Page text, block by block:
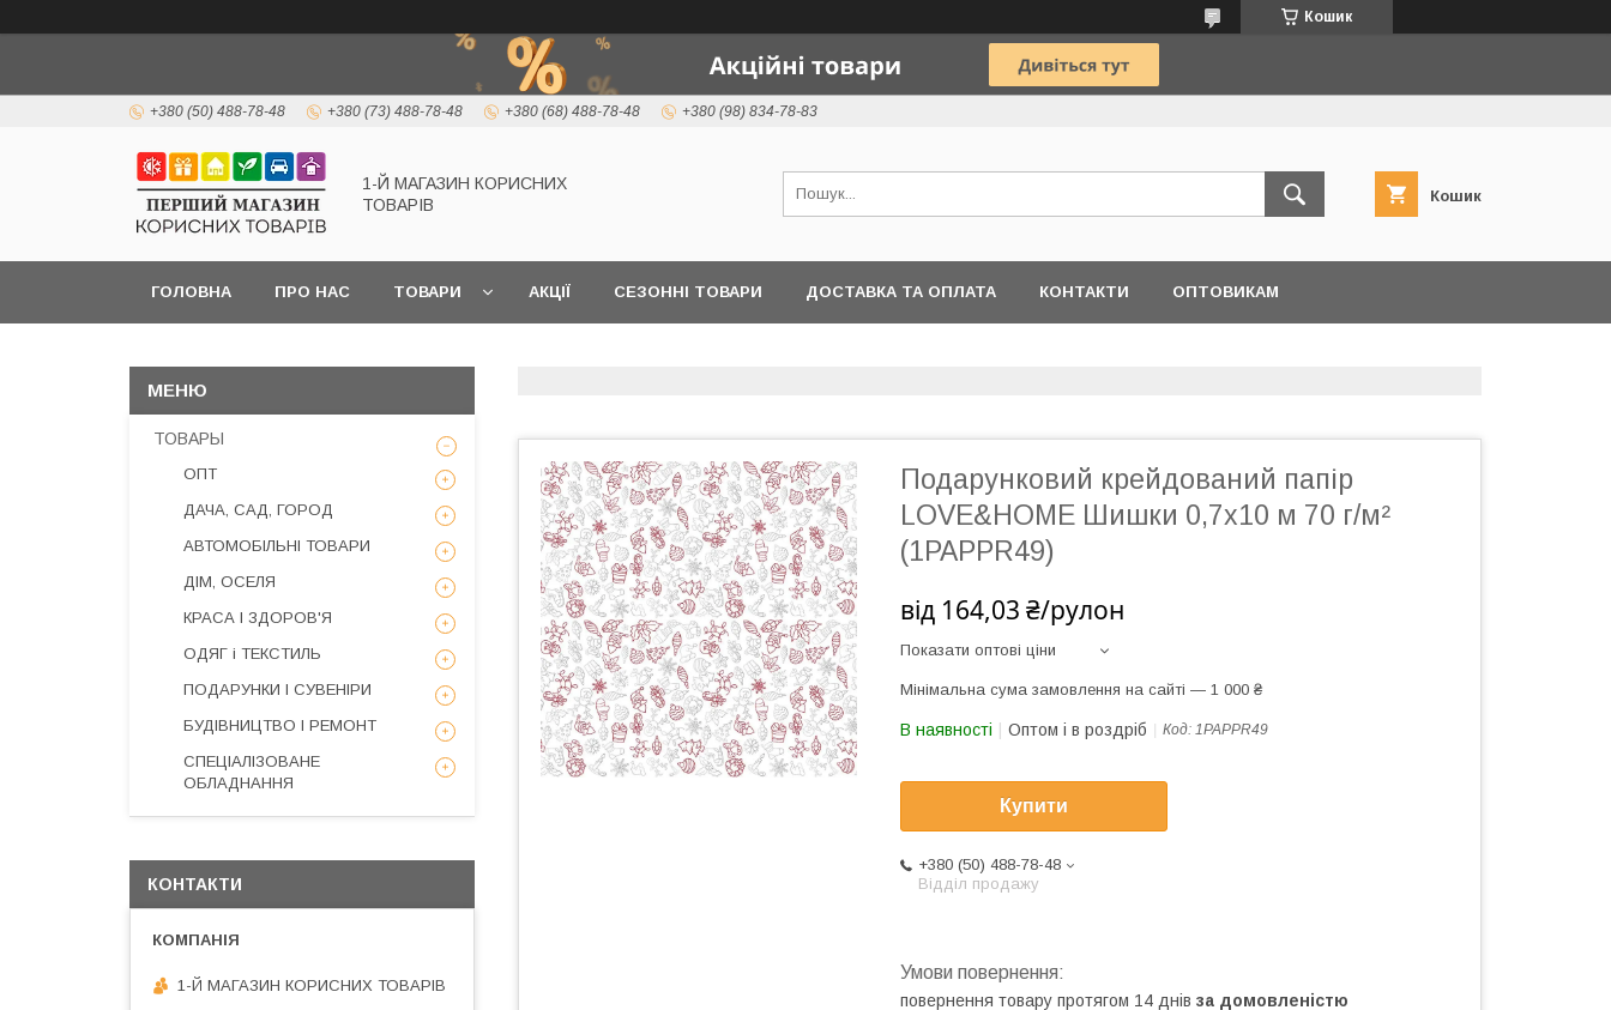
Кошик
+380 (50) 488-78-48 +380 (73) 488-78-48 +380 (68) 488-78-48 +380 (98) 834-78-83
1-Й МАГАЗИН КОРИСНИХ
ТОВАРІВ
Кошик
ГОЛОВНА ПРО НАС ТОВАРИ АКЦІЇ СЕЗОННІ ТОВАРИ ДОСТАВКА ТА ОПЛАТА КОНТАКТИ ОПТОВИКАМ
Подарунковий крейдований папір
LOVE&HOME Шишки 0,7х10 м 70 г/м²
(1PAPPR49)
від 164,03 ₴/рулон
Показати оптові ціни
Мінімальна сума замовлення на сайті — 1 000 ₴
В наявності Оптом і в роздріб Код: 1PAPPR49
Купити
+380 (50) 488-78-48
Відділ продажу
повернення товару протягом 14 днів за домовленістю
ТОВАРЫ
ОПТ
ДАЧА, САД, ГОРОД
АВТОМОБІЛЬНІ ТОВАРИ
ДІМ, ОСЕЛЯ
КРАСА І ЗДОРОВ'Я
ОДЯГ і ТЕКСТИЛЬ
ПОДАРУНКИ І СУВЕНІРИ
БУДІВНИЦТВО І РЕМОНТ
СПЕЦІАЛІЗОВАНЕ
ОБЛАДНАННЯ
КОНТАКТИ
1-Й МАГАЗИН КОРИСНИХ ТОВАРІВ